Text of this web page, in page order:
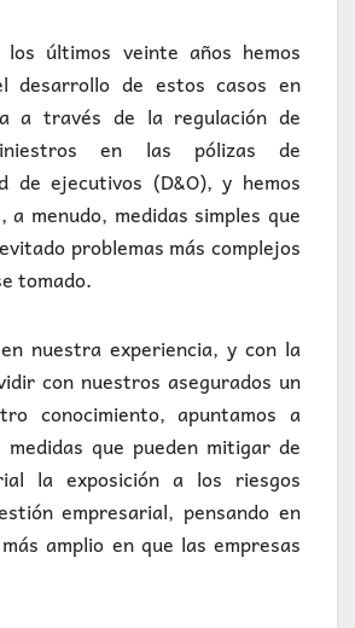
últimos veinte años hemos
desarrollo de estos casos en
a través de la regulación de
en las pólizas de
de ejecutivos (D&O), y hemos
a menudo, medidas simples que
problemas más complejos
tomado.
nuestra experiencia, y con la
con nuestros asegurados un
conocimiento, apuntamos a
medidas que pueden mitigar de
la exposición a los riesgos
empresarial, pensando en
amplio en que las empresas